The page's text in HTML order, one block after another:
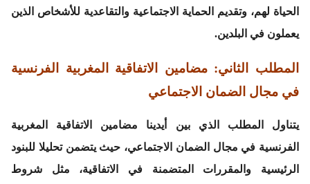
الحياة لهم، وتقديم الحماية الاجتماعية والتقاعدية للأشخاص الذين
يعملون في البلدين.
المطلب الثاني: مضامين الاتفاقية المغربية الفرنسية
في مجال الضمان الاجتماعي
يتناول المطلب الذي بين أيدينا مضامين الاتفاقية المغربية
الفرنسية في مجال الضمان الاجتماعي، حيث يتضمن تحليلا للبنود
الرئيسية والمقررات المتضمنة في الاتفاقية، مثل شروط